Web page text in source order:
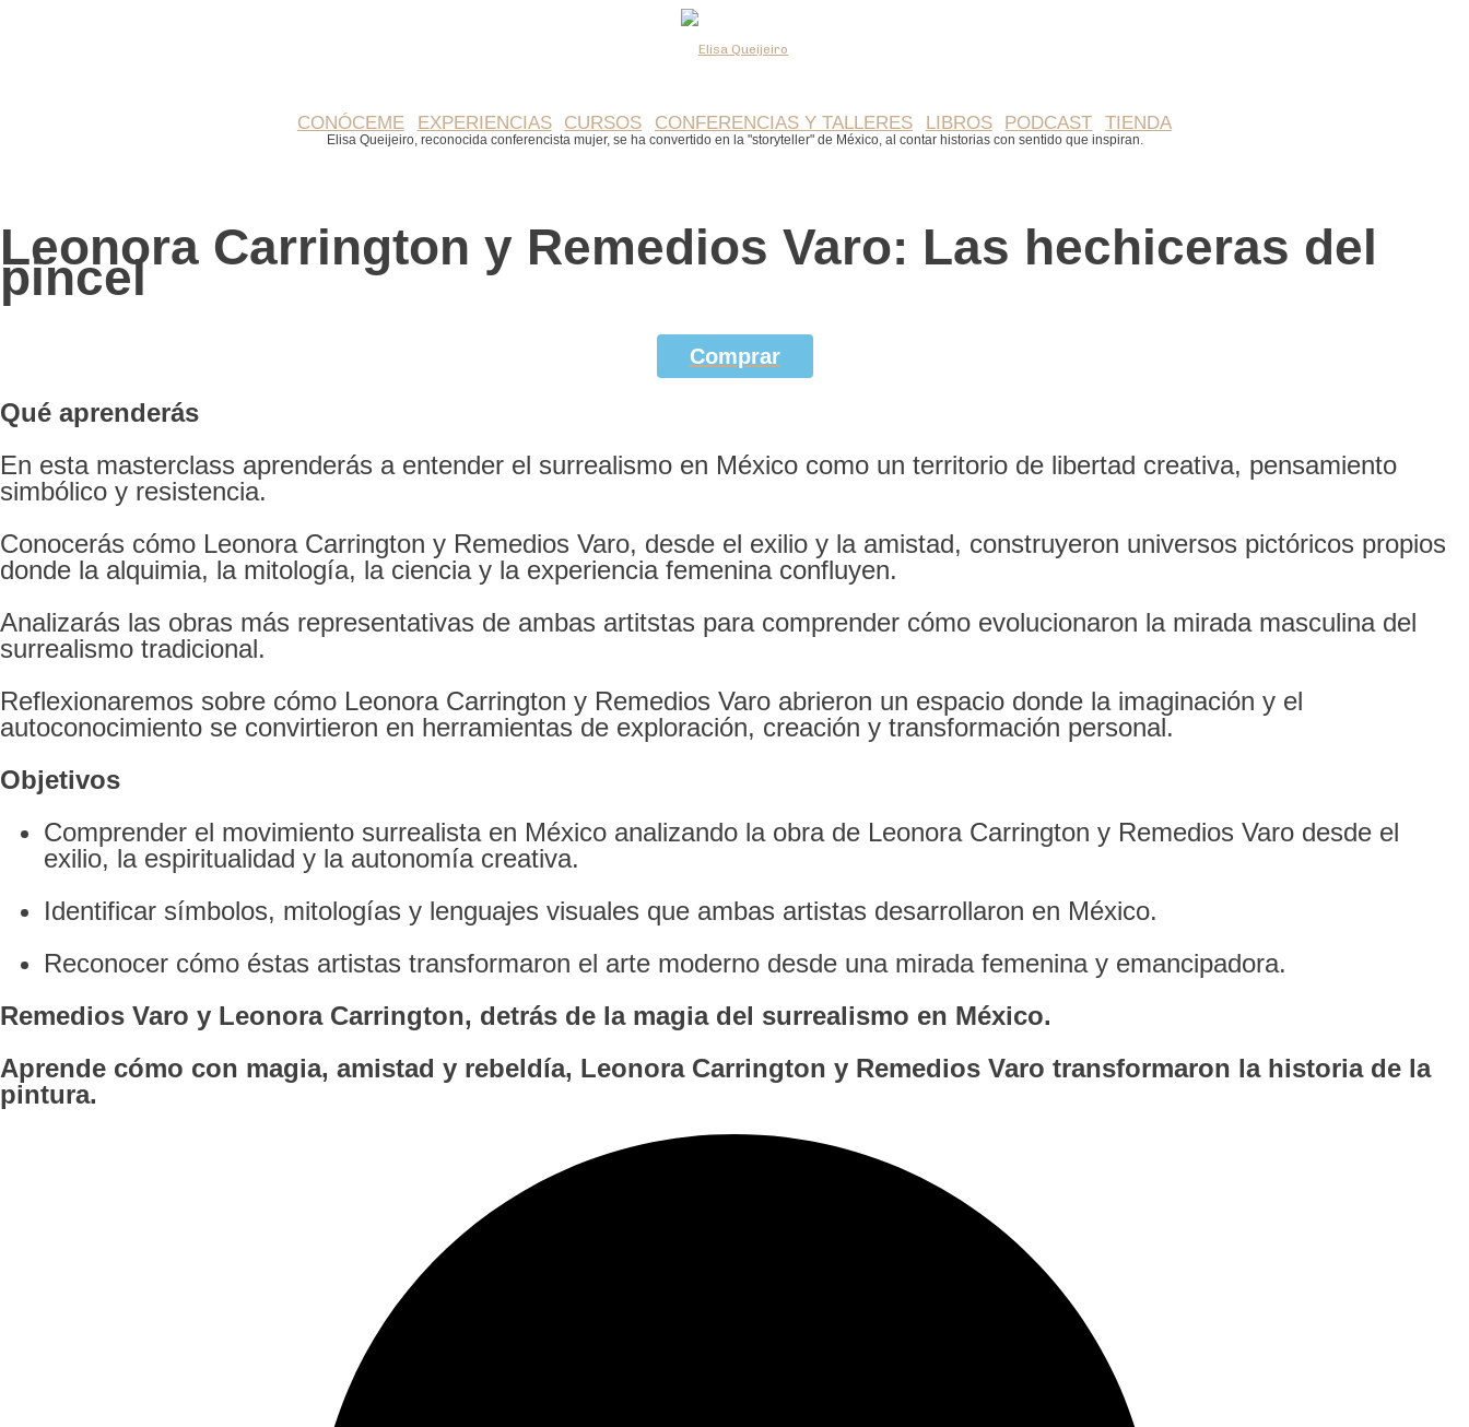
Elisa
Queijeiro
Elisa Queijeiro, reconocida conferencista mujer, se ha convertido en la "storyteller" de México, al contar historias con sentido que inspiran.
CONÓCEME EXPERIENCIAS CURSOS CONFERENCIAS Y TALLERES LIBROS PODCAST TIENDA
Leonora Carrington y Remedios Varo: Las hechiceras del
pincel
Comprar
Qué aprenderás
En esta masterclass aprenderás a entender el surrealismo en México como un territorio de libertad creativa, pensamiento
simbólico y resistencia.
Conocerás cómo Leonora Carrington y Remedios Varo, desde el exilio y la amistad, construyeron universos pictóricos propios
donde la alquimia, la mitología, la ciencia y la experiencia femenina confluyen.
Analizarás las obras más representativas de ambas artitstas para comprender cómo evolucionaron la mirada masculina del
surrealismo tradicional.
Reflexionaremos sobre cómo Leonora Carrington y Remedios Varo abrieron un espacio donde la imaginación y el
autoconocimiento se convirtieron en herramientas de exploración, creación y transformación personal.
Objetivos
Comprender el movimiento surrealista en México analizando la obra de Leonora Carrington y Remedios Varo desde el
exilio, la espiritualidad y la autonomía creativa.
Identificar símbolos, mitologías y lenguajes visuales que ambas artistas desarrollaron en México.
Reconocer cómo éstas artistas transformaron el arte moderno desde una mirada femenina y emancipadora.
Remedios Varo y Leonora Carrington, detrás de la magia del surrealismo en México.
Aprende cómo con magia, amistad y rebeldía, Leonora Carrington y Remedios Varo transformaron la historia de la
pintura.